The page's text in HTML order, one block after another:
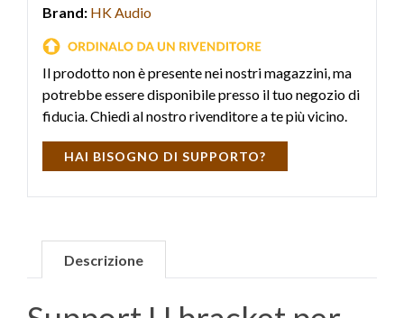
Brand: HK Audio
Il prodotto non è presente nei nostri magazzini, ma
potrebbe essere disponibile presso il tuo negozio di
fiducia. Chiedi al nostro rivenditore a te più vicino.
HAI BISOGNO DI SUPPORTO?
Descrizione